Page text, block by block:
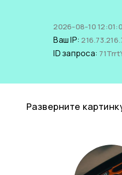
2026-08-10
Ваш IP:
ID запроса:
Разверните